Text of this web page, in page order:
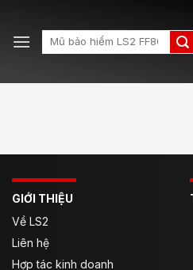
content
Search
for:
GIỚI THIỆU
Về LS2
Liên hệ
Hợp tác kinh doanh